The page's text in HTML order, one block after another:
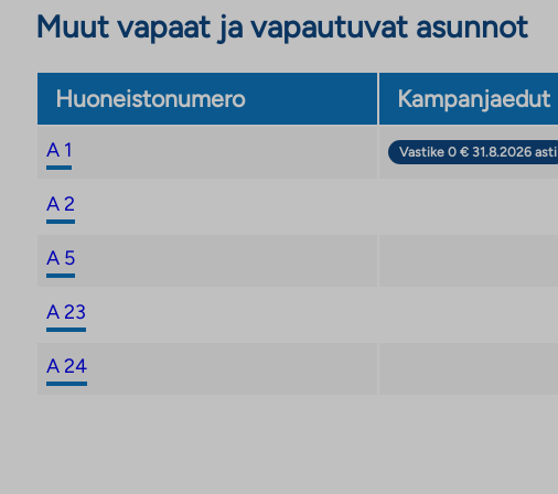
Muut vapaat ja vapautuvat asunnot
Huoneistonumero Kampanjaedut
A 1 Vastike 0 € 31.8.2026 asti
A 2
A 5
A 23
A 24